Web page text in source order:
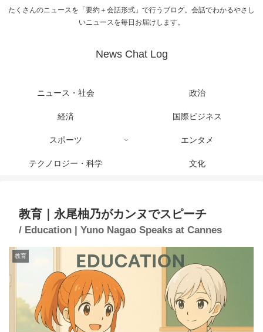
たくさんのニュースを「要約＋会話形式」で行うブログ。会話でわかるやさし
いニュースを毎日お届けします。
News Chat Log
ニュース・社会 政治
経済 国際ビジネス
スポーツ エンタメ
テクノロジー・科学 文化
教育｜永尾柚乃がカンヌでスピーチ
/ Education | Yuno Nagao Speaks at Cannes
教育